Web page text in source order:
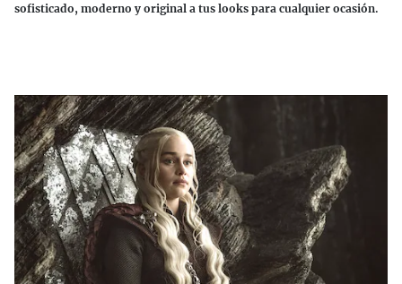
sofisticado, moderno y original a tus looks para cualquier ocasión.